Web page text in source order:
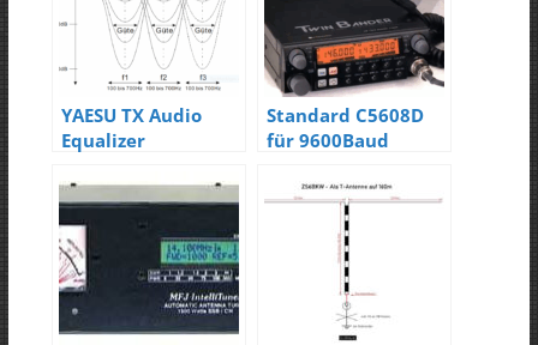
YAESU TX Audio
Equalizer
Standard C5608D
für 9600Baud